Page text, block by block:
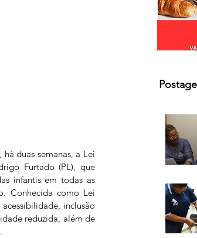
duas semanas, a Lei
Furtado (PL), que
infantis em todas as
Conhecida como Lei
inclusão
reduzida, além de